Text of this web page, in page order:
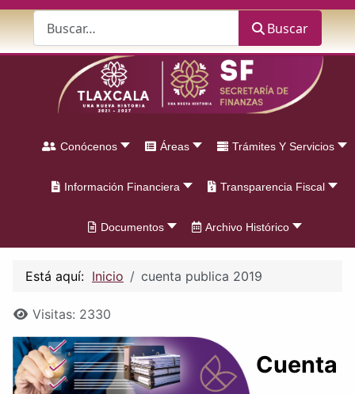
Buscar
Conócenos Áreas Trámites Y Servicios
Información Financiera Transparencia Fiscal
Documentos Archivo Histórico
Está aquí: Inicio cuenta publica 2019
Detalles
Visitas: 2330
Cuenta